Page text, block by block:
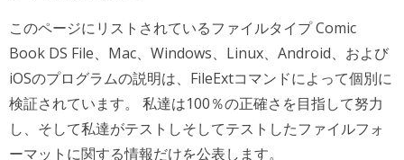
このページにリストされているファイルタイプ Comic
Book DS File、Mac、Windows、Linux、Android、および
iOSのプログラムの説明は、FileExtコマンドによって個別に
検証されています。 私達は100％の正確さを目指して努力
し、そして私達がテストしそしてテストしたファイルフォ
ーマットに関する情報だけを公表します。